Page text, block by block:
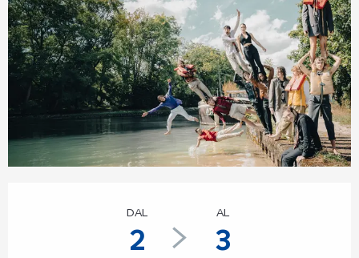
DAL
2
AL
3